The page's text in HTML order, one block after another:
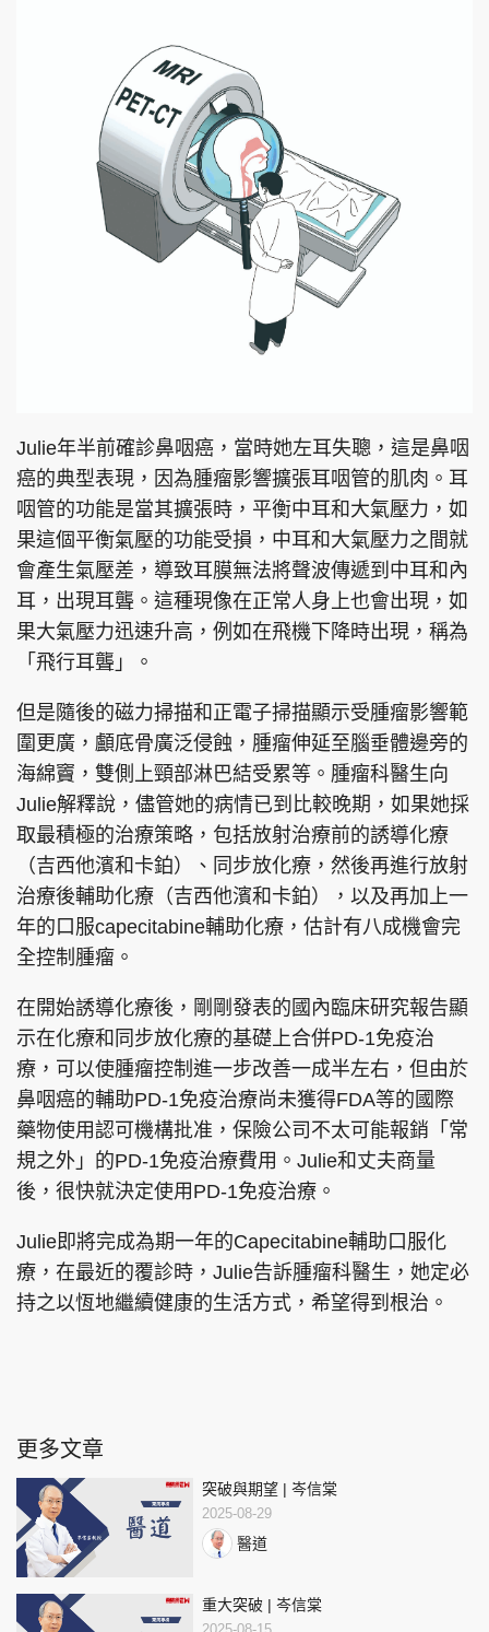
©Eastweek.com.hk. All rights reserved.
Julie年半前確診鼻咽癌，當時她左耳失聰，這是鼻咽
癌的典型表現，因為腫瘤影響擴張耳咽管的肌肉。耳
咽管的功能是當其擴張時，平衡中耳和大氣壓力，如
果這個平衡氣壓的功能受損，中耳和大氣壓力之間就
會產生氣壓差，導致耳膜無法將聲波傳遞到中耳和內
耳，出現耳聾。這種現像在正常人身上也會出現，如
果大氣壓力迅速升高，例如在飛機下降時出現，稱為
「飛行耳聾」。
但是隨後的磁力掃描和正電子掃描顯示受腫瘤影響範
圍更廣，顱底骨廣泛侵蝕，腫瘤伸延至腦垂體邊旁的
海綿竇，雙側上頸部淋巴結受累等。腫瘤科醫生向
Julie解釋說，儘管她的病情已到比較晚期，如果她採
取最積極的治療策略，包括放射治療前的誘導化療
（吉西他濱和卡鉑）、同步放化療，然後再進行放射
治療後輔助化療（吉西他濱和卡鉑），以及再加上一
年的口服capecitabine輔助化療，估計有八成機會完
全控制腫瘤。
在開始誘導化療後，剛剛發表的國內臨床研究報告顯
示在化療和同步放化療的基礎上合併PD-1免疫治
療，可以使腫瘤控制進一步改善一成半左右，但由於
鼻咽癌的輔助PD-1免疫治療尚未獲得FDA等的國際
藥物使用認可機構批准，保險公司不太可能報銷「常
規之外」的PD-1免疫治療費用。Julie和丈夫商量
後，很快就決定使用PD-1免疫治療。
Julie即將完成為期一年的Capecitabine輔助口服化
療，在最近的覆診時，Julie告訴腫瘤科醫生，她定必
持之以恆地繼續健康的生活方式，希望得到根治。
更多文章
突破與期望 | 岑信棠
2025-08-29
醫道
重大突破 | 岑信棠